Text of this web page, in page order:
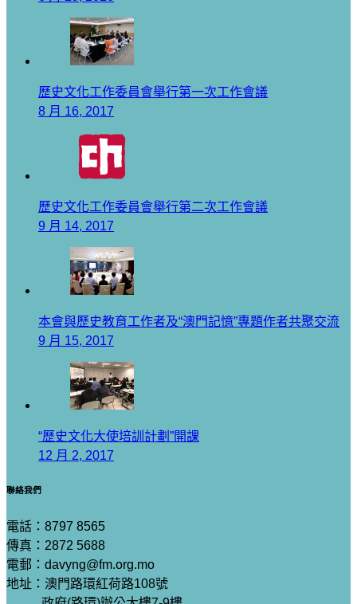
歷史文化工作委員會舉行第一次工作會議
8 月 16, 2017
歷史文化工作委員會舉行第二次工作會議
9 月 14, 2017
本會與歷史教育工作者及“澳門記憶”專題作者共聚交流
9 月 15, 2017
“歷史文化大使培訓計劃”開課
12 月 2, 2017
聯絡我們
電話：8797 8565
傳真：2872 5688
電郵：davyng@fm.org.mo
地址：澳門路環紅荷路108號